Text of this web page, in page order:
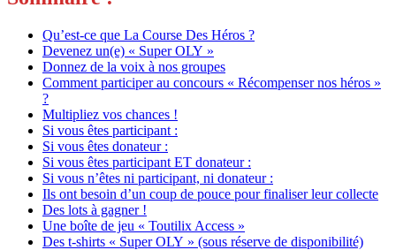
Qu’est-ce que La Course Des Héros ?
Devenez un(e) « Super OLY »
Donnez de la voix à nos groupes
Comment participer au concours « Récompenser nos héros »
?
Multipliez vos chances !
Si vous êtes participant :
Si vous êtes donateur :
Si vous êtes participant ET donateur :
Si vous n’êtes ni participant, ni donateur :
Ils ont besoin d’un coup de pouce pour finaliser leur collecte
Des lots à gagner !
Une boîte de jeu « Toutilix Access »
Des t-shirts « Super OLY » (sous réserve de disponibilité)